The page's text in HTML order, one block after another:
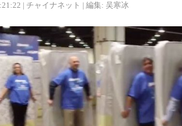
| チャイナネット | 編集: 吴寒冰